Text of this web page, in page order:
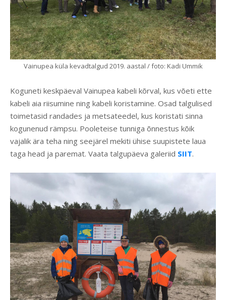
Vainupea küla kevadtalgud 2019. aastal / foto: Kadi Ummik
Koguneti keskpäeval Vainupea kabeli kõrval, kus võeti ette
kabeli aia riisumine ning kabeli koristamine. Osad talgulised
toimetasid randades ja metsateedel, kus koristati sinna
kogunenud rämpsu. Pooleteise tunniga õnnestus kõik
vajalik ära teha ning seejärel mekiti ühise suupistete laua
taga head ja paremat. Vaata talgupäeva galeriid SIIT.